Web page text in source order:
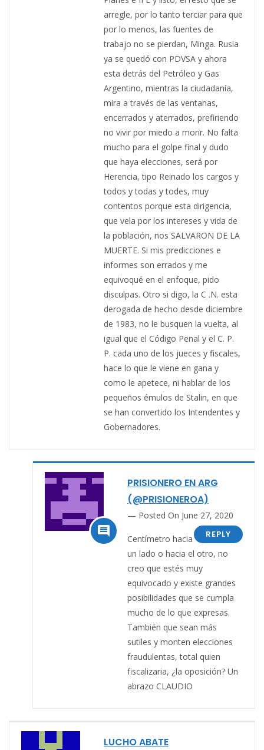
arregle, por lo tanto terciar para que
por lo menos, las fuentes de
trabajo no se pierdan, Minga. Rusia
ya se quedó con PDVSA y ahora
esta detrás del Petróleo y Gas
Argentino, mientras la ciudadanía,
mira a través de las ventanas,
encerrados y aterrados, prefiriendo
no vivir por miedo a morir. No falta
mucho para el golpe final y dudo
que haya elecciones, será por
Herencia, tipo Reinado los cargos y
todos y todas y todes, muy
contentos porque esta dirigencia,
que vela por los intereses y vida de
la población, nos SALVARON DE LA
MUERTE. Si mis predicciones e
informes son errados y me
equivoqué en el enfoque, pido
disculpas. Otro si digo, la C .N. esta
derogada de hecho desde diciembre
de 1983, no le busquen la vuelta, al
igual que el Código Penal y el C. P.
P. cada uno de los jueces y fiscales,
hace lo que le viene en gana y
como le apetece, ni hablar de los
pequeños émulos de Stalin, en que
se han convertido los Intendentes y
Gobernadores.

PRISIONERO EN ARG
(@PRISIONEROA)
Posted On June 27, 2020
REPLY
Centímetro hacia
un lado o hacia el otro, no
creo que estés muy
equivocado y existe grandes
posibilidades que se cumpla
mucho de lo que expresas.
También que sean más
sutiles y monten elecciones
fraudulentas, total quien
fiscalizaria, ¿la oposición? Un
abrazo CLAUDIO
LUCHO ABATE